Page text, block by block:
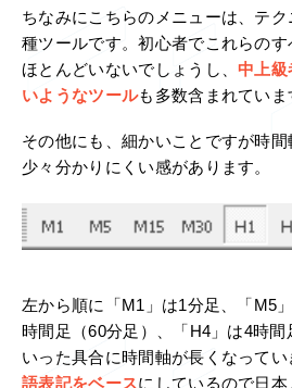
ちなみにこちらのメニューは、テ
種ツールです。初心者でこれらの
ほとんどいないでしょうし、中上級
いようなツールも多数含まれていま
その他にも、細かいことですが時
少々分かりにくい感があります。
左から順に「M1」は1分足、「M5
時間足（60分足）、「H4」は4時
いった具合に時間軸が長くなって
語表記をベースにしているので日